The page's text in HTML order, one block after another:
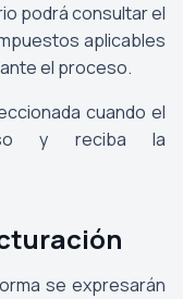
podrá consultar el
aplicables
el proceso.
cuando el
y reciba la
se expresarán